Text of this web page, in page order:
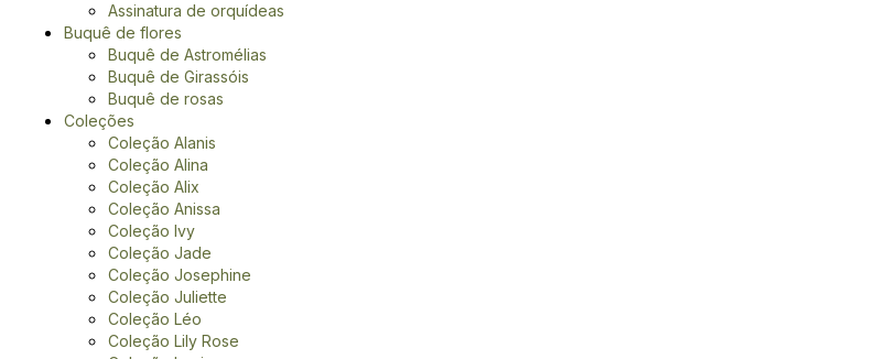
Assinatura de orquídeas
Buquê de flores
Buquê de Astromélias
Buquê de Girassóis
Buquê de rosas
Coleções
Coleção Alanis
Coleção Alina
Coleção Alix
Coleção Anissa
Coleção Ivy
Coleção Jade
Coleção Josephine
Coleção Juliette
Coleção Léo
Coleção Lily Rose